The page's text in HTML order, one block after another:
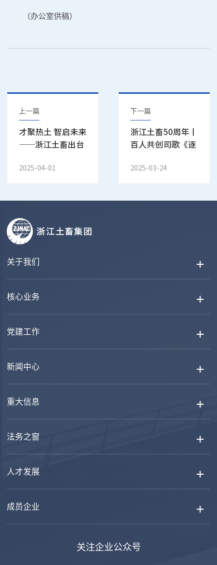
（办公室供稿）
上一篇
才聚热土 智启未来
——浙江土畜出台
计划和“人才新政
2025-04-01
下一篇
浙江土畜50周年丨
百人共创司歌《逐
燃情发布！
2025-03-24
关于我们
核心业务
党建工作
新闻中心
重大信息
法务之窗
人才发展
成员企业
关注企业公众号